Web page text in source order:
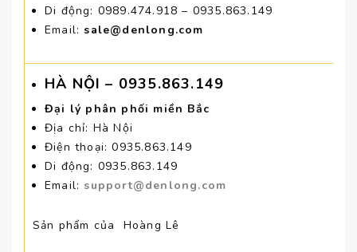
Di động: 0989.474.918 – 0935.863.149
Email:sale@denlong.com
HÀ NỘI – 0935.863.149
Đại lý phân phối miền Bắc
Địa chỉ: Hà Nội
Điện thoại: 0935.863.149
Di động: 0935.863.149
Email: support@denlong.com
Sản phẩm của Hoàng Lê